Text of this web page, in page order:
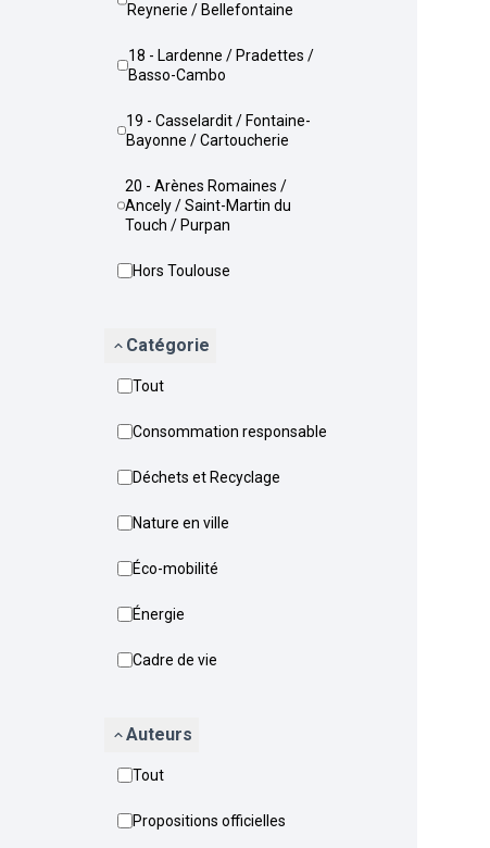
Reynerie / Bellefontaine
18 - Lardenne / Pradettes /
Basso-Cambo
19 - Casselardit / Fontaine-
Bayonne / Cartoucherie
20 - Arènes Romaines /
Ancely / Saint-Martin du
Touch / Purpan
Hors Toulouse
Catégorie
Tout
Consommation responsable
Déchets et Recyclage
Nature en ville
Éco-mobilité
Énergie
Cadre de vie
Auteurs
Tout
Propositions officielles